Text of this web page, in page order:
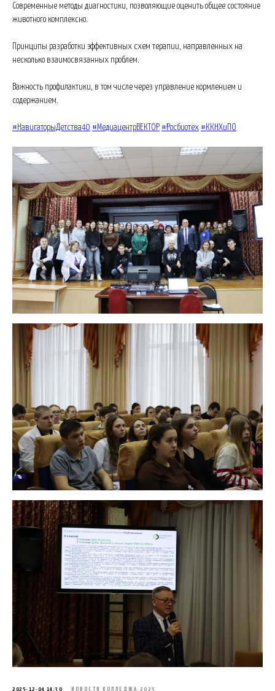
Современные методы диагностики, позволяющие оценить общее состояние
животного комплексно.
Принципы разработки эффективных схем терапии, направленных на
несколько взаимосвязанных проблем.
Важность профилактики, в том числе через управление кормлением и
содержанием.
#НавигаторыДетства40 #МедиацентрВЕКТОР #Росбиотех #ККНХиПО
2025-12-04 14:30 НОВОСТИ КОЛЛЕДЖА 2025